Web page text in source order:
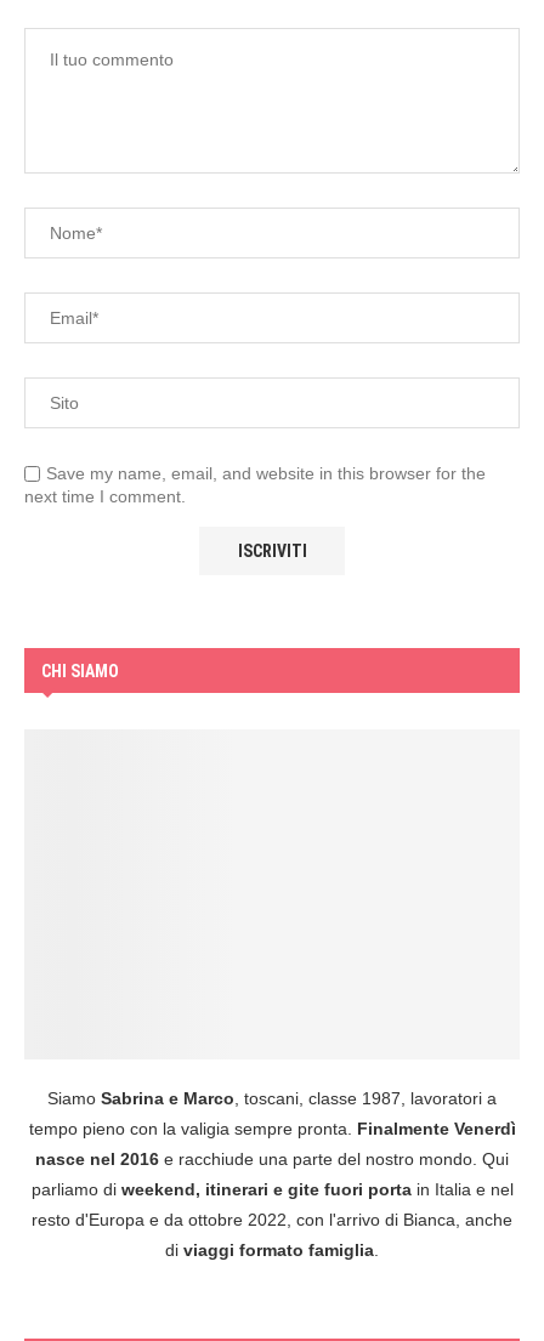
Save my name, email, and website in this browser for the
next time I comment.
CHI SIAMO
Siamo Sabrina e Marco, toscani, classe 1987, lavoratori a
tempo pieno con la valigia sempre pronta. Finalmente Venerdì
nasce nel 2016 e racchiude una parte del nostro mondo. Qui
parliamo di weekend, itinerari e gite fuori portain Italia e nel
resto d'Europa e da ottobre 2022, con l'arrivo di Bianca, anche
di viaggi formato famiglia.